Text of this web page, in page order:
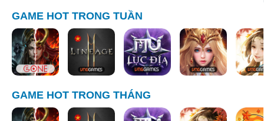
GAME HOT TRONG TUẦN
GAME HOT TRONG THÁNG